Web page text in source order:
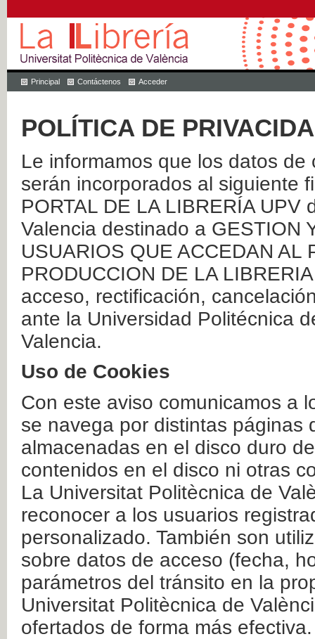
Principal Contáctenos Acceder
POLÍTICA DE
Le informamos que los datos
serán incorporados al siguiente
PORTAL DE LA LIBRERÍA
Valencia destinado a GESTION
USUARIOS QUE ACCEDAN AL
PRODUCCION DE LA
acceso, rectificación,
ante la Universidad Politécnica
Valencia.
Uso de Cookies
Con este aviso comunicamos a
se navega por distintas páginas
almacenadas en el disco duro
contenidos en el disco ni otras
La Universitat Politècnica de
reconocer a los usuarios
personalizado. También son
sobre datos de acceso (fecha,
parámetros del tránsito en la
Universitat Politècnica de
ofertados de forma más efectiva.